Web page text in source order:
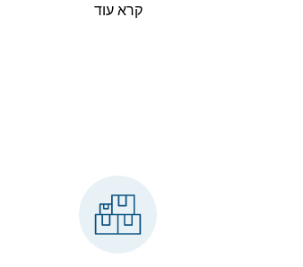
קרא עוד